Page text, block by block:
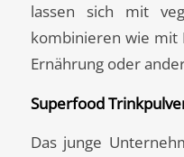
lassen sich mit
kombinieren wie mit
Ernährung oder
Superfood
Das junge